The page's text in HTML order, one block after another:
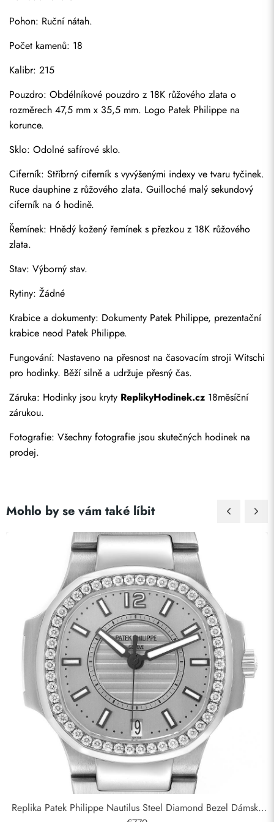
Pohon: Ruční nátah.
Počet kamenů: 18
Kalibr: 215
Pouzdro: Obdélníkové pouzdro z 18K růžového zlata o
rozměrech 47,5 mm x 35,5 mm. Logo Patek Philippe na
korunce.
Sklo: Odolné safírové sklo.
Ciferník: Stříbrný ciferník s vyvýšenými indexy ve tvaru tyčinek.
Ruce dauphine z růžového zlata. Guilloché malý sekundový
ciferník na 6 hodině.
Řemínek: Hnědý kožený řemínek s přezkou z 18K růžového
zlata.
Stav: Výborný stav.
Rytiny: Žádné
Krabice a dokumenty: Dokumenty Patek Philippe, prezentační
krabice neod Patek Philippe.
Fungování: Nastaveno na přesnost na časovacím stroji Witschi
pro hodinky. Běží silně a udržuje přesný čas.
Záruka: Hodinky jsou kryty ReplikyHodinek.cz 18měsíční
zárukou.
Fotografie: Všechny fotografie jsou skutečných hodinek na
prodej.
Mohlo by se vám také líbit
Replika Patek Philippe Nautilus Steel Diamond Bezel Dámské
Odeslat